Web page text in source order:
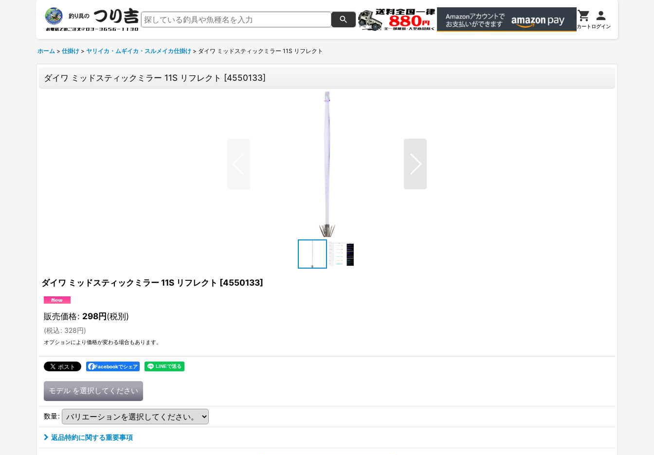
カート ログイン
ホーム > 仕掛け > ヤリイカ・ムギイカ・スルメイカ仕掛け > ダイワ ミッドスティックミラー 11S リフレクト
ダイワ ミッドスティックミラー 11S リフレクト [4550133]
ダイワ ミッドスティックミラー 11S リフレクト [4550133]
販売価格: 298円(税別)
(税込: 328円)
オプションにより価格が変わる場合もあります。
Facebookでシェア
モデル を選択してください
数量:
返品特約に関する重要事項